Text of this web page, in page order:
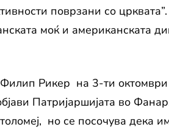
поврзани со
моќ и американската
Рикер на 3-ти
Патријаршијата во
но се посочува дека